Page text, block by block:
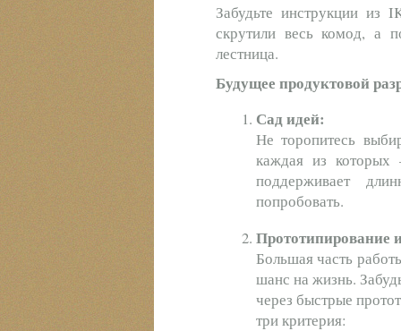
Забудьте инструкции из
скрутили весь комод, а
лестница.
Будущее продуктовой
Сад идей:
Не торопитесь
каждая из которых
поддерживает
попробовать.
Прототипирование
Большая часть
шанс на жизнь.
через быстрые
три критерия: